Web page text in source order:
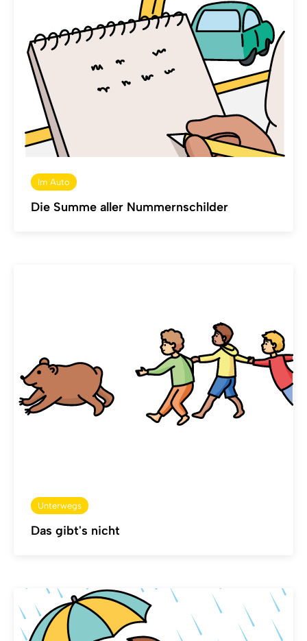
Im Auto
Die Summe aller Nummernschilder
Unterwegs
Das gibt's nicht